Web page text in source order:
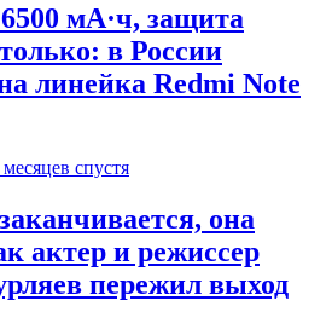
мА·ч, защита
в России
линейка Redmi Note
спустя
она
актер и режиссер
пережил выход